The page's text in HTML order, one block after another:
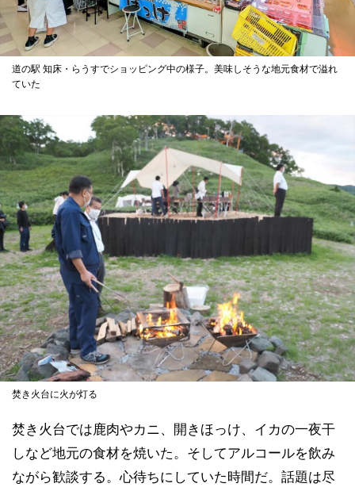
道の駅 知床・らうすでショッピング中の様子。美味しそうな地元食材で溢れ
ていた
焚き火台に火が灯る
焚き火台では鹿肉やカニ、開きほっけ、イカの一夜干
しなど地元の食材を焼いた。そしてアルコールを飲み
ながら歓談する。心待ちにしていた時間だ。話題は尽